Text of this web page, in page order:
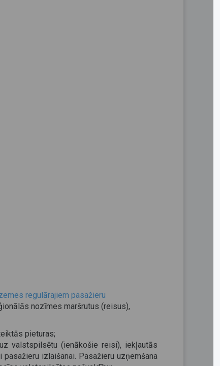
regulārajiem pasažieru
nozīmes maršrutus (reisus),
pieturas;
valstspilsētu (ienākošie reisi), iekļautās
izlaišanai. Pasažieru uzņemšana